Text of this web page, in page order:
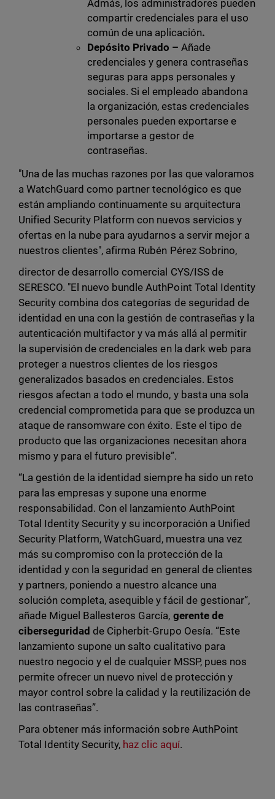
Admás, los administradores pueden
compartir credenciales para el uso
común de una aplicación.
Depósito Privado –Añade
credenciales y genera contraseñas
seguras para apps personales y
sociales. Si el empleado abandona
la organización, estas credenciales
personales pueden exportarse e
importarse a gestor de
contraseñas.
"Una de las muchas razones por las que valoramos
a WatchGuard como partner tecnológico es que
están ampliando continuamente su arquitectura
Unified Security Platform con nuevos servicios y
ofertas en la nube para ayudarnos a servir mejor a
nuestros clientes", afirma Rubén Pérez Sobrino,
director de desarrollo comercial CYS/ISS de
SERESCO. "El nuevo bundle AuthPoint Total Identity
Security combina dos categorías de seguridad de
identidad en una con la gestión de contraseñas y la
autenticación multifactor y va más allá al permitir
la supervisión de credenciales en la dark web para
proteger a nuestros clientes de los riesgos
generalizados basados en credenciales. Estos
riesgos afectan a todo el mundo, y basta una sola
credencial comprometida para que se produzca un
ataque de ransomware con éxito. Este el tipo de
producto que las organizaciones necesitan ahora
mismo y para el futuro previsible”.
“La gestión de la identidad siempre ha sido un reto
para las empresas y supone una enorme
responsabilidad. Con el lanzamiento AuthPoint
Total Identity Security y su incorporación a Unified
Security Platform, WatchGuard, muestra una vez
más su compromiso con la protección de la
identidad y con la seguridad en general de clientes
y partners, poniendo a nuestro alcance una
solución completa, asequible y fácil de gestionar”,
añade Miguel Ballesteros García, gerente de
ciberseguridadde Cipherbit-Grupo Oesía. “Este
lanzamiento supone un salto cualitativo para
nuestro negocio y el de cualquier MSSP, pues nos
permite ofrecer un nuevo nivel de protección y
mayor control sobre la calidad y la reutilización de
las contraseñas”.
Para obtener más información sobre AuthPoint
Total Identity Security, haz clic aquí.